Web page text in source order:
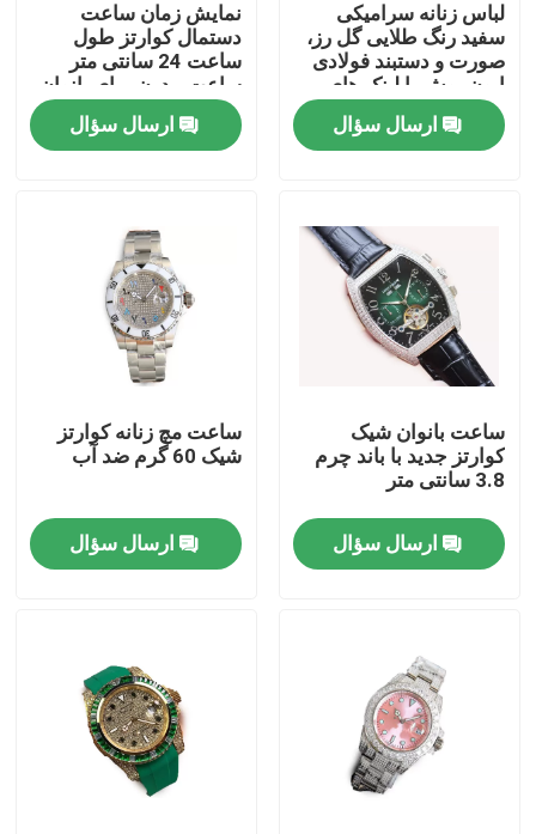
خونه
ویدیو
درباره ما
تور کارخانه
کنترل کیفیت
درخواست نقل قول
ساعت مچی مکانیکی
لباس زنانه سرامیکی
سفید رنگ طلایی گل رز،
صورت و دستبند فولادی
ایون پوش با لینک های
مرکزی سرامیکی قرمز
ارسال سؤال
نمایش زمان ساعت
دستمال کوارتز طول
ساعت 24 سانتی متر
ساعت مدرن برای بانوان
ارسال سؤال
ساعت بانوان شیک
کوارتز جدید با باند چرم
3.8 سانتی متر
ارسال سؤال
ساعت مچ زنانه کوارتز
شیک 60 گرم ضد آب
ارسال سؤال